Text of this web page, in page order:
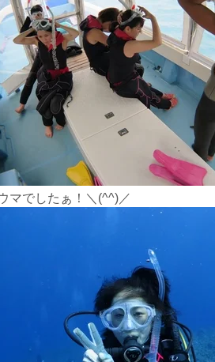
マでしたぁ！＼(^^)／